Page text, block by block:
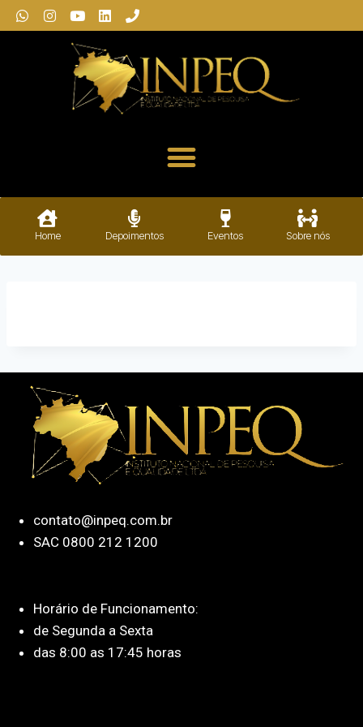
Home Depoimentos Eventos Sobre nós
contato@inpeq.com.br
SAC 0800 212 1200
Horário de Funcionamento:
de Segunda a Sexta
das 8:00 as 17:45 horas